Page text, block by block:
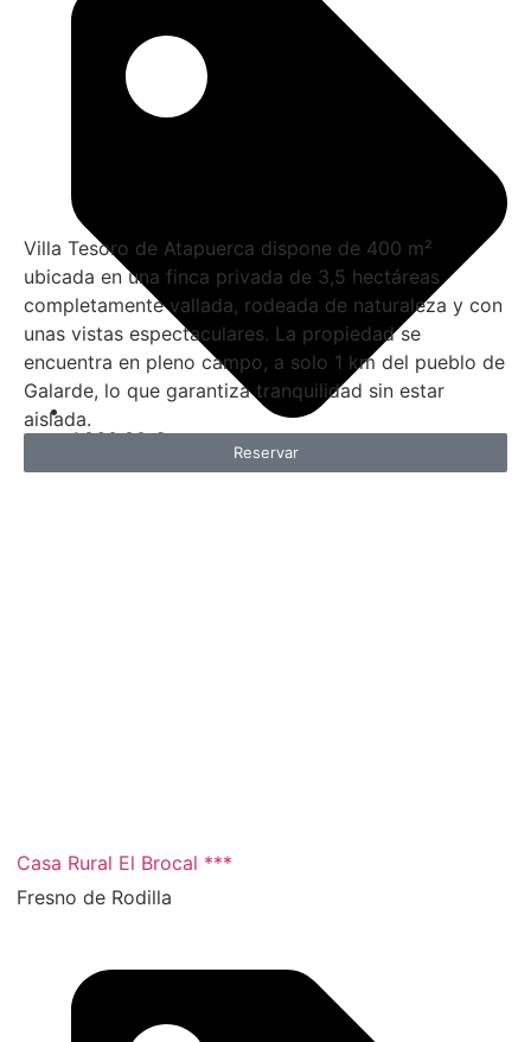
1.060,00€
Villa Tesoro de Atapuerca dispone de 400 m²
ubicada en una finca privada de 3,5 hectáreas
completamente vallada, rodeada de naturaleza y con
unas vistas espectaculares. La propiedad se
encuentra en pleno campo, a solo 1 km del pueblo de
Galarde, lo que garantiza tranquilidad sin estar
aislada.
Reservar
Casa Rural El Brocal ***
Fresno de Rodilla